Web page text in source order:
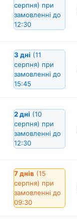
серпня) при
замовленні до
12:30
3 дні (11
серпня) при
замовленні до
15:45
2 дні (10
серпня) при
замовленні до
12:30
7 днів (15
серпня) при
замовленні до
09:30